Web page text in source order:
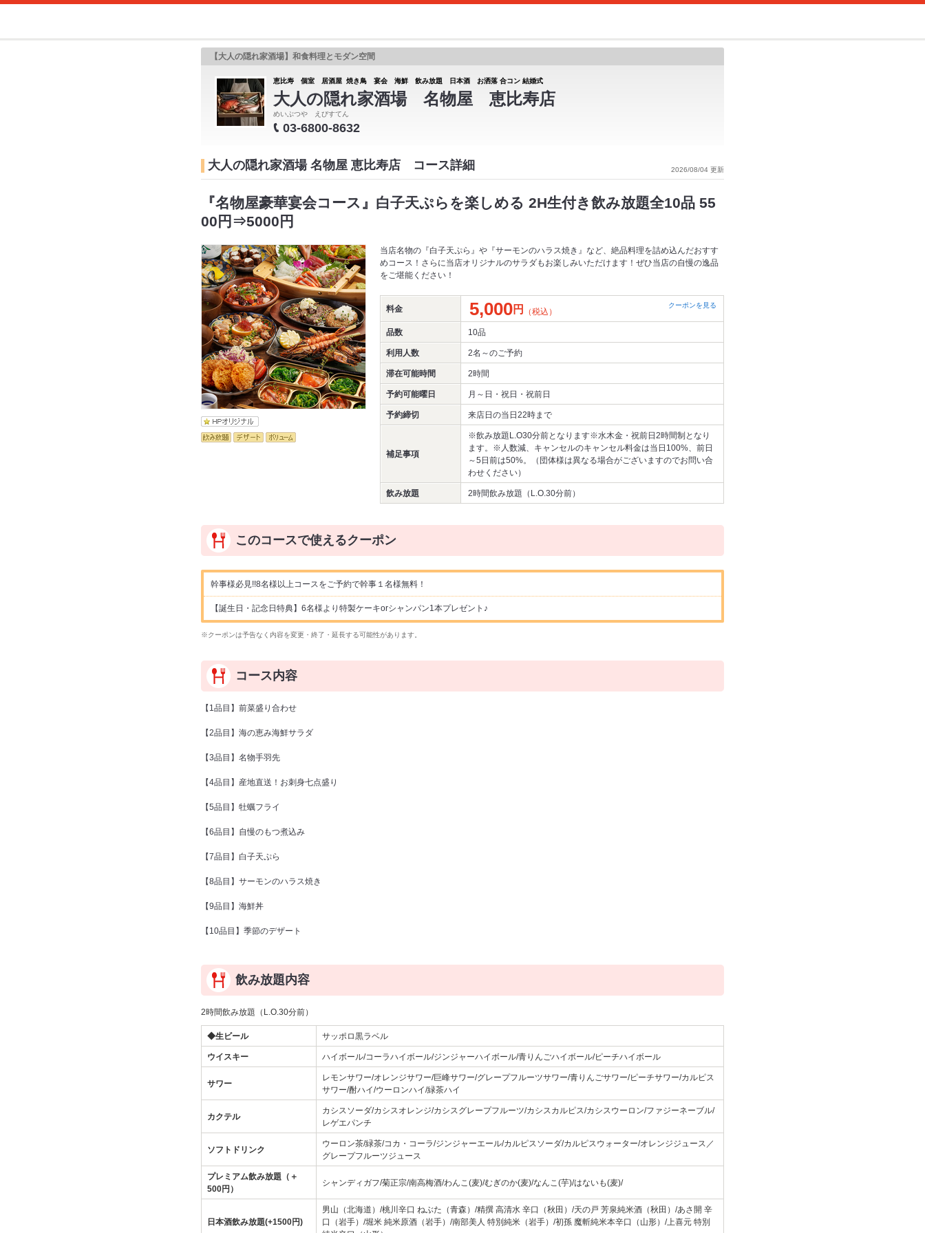
【大人の隠れ家酒場】和食料理とモダン空間
恵比寿 個室 居酒屋 焼き鳥 宴会 海鮮 飲み放題 日本酒 お洒落 合コン 結婚式
大人の隠れ家酒場 名物屋 恵比寿店
めいぶつや えびすてん
03-6800-8632
2026/08/04 更新
大人の隠れ家酒場 名物屋 恵比寿店 コース詳細
『名物屋豪華宴会コース』白子天ぷらを楽しめる 2H生付き飲み放題全10品 55
00円⇒5000円
当店名物の『白子天ぷら』や『サーモンのハラス焼き』など、絶品料理を詰め込んだおすす
めコース！さらに当店オリジナルのサラダもお楽しみいただけます！ぜひ当店の自慢の逸品
をご堪能ください！
料金 5,000円 （税込）
クーポンを見る
品数 10品
利用人数 2名～のご予約
滞在可能時間 2時間
予約可能曜日 月～日・祝日・祝前日
予約締切 来店日の当日22時まで
補足事項
※飲み放題L.O30分前となります※水木金・祝前日2時間制となり
ます。※人数減、キャンセルのキャンセル料金は当日100%、前日
～5日前は50%。（団体様は異なる場合がございますのでお問い合
わせください）
飲み放題 2時間飲み放題（L.O.30分前）
このコースで使えるクーポン
幹事様必見!!8名様以上コースをご予約で幹事１名様無料！
【誕生日・記念日特典】6名様より特製ケーキorシャンパン1本プレゼント♪
※クーポンは予告なく内容を変更・終了・延長する可能性があります。
コース内容
【1品目】前菜盛り合わせ
【2品目】海の恵み海鮮サラダ
【3品目】名物手羽先
【4品目】産地直送！お刺身七点盛り
【5品目】牡蠣フライ
【6品目】自慢のもつ煮込み
【7品目】白子天ぷら
【8品目】サーモンのハラス焼き
【9品目】海鮮丼
【10品目】季節のデザート
飲み放題内容
2時間飲み放題（L.O.30分前）
◆生ビール サッポロ黒ラベル
ウイスキー ハイボール/コーラハイボール/ジンジャーハイボール/青りんごハイボール/ピーチハイボール
サワー
レモンサワー/オレンジサワー/巨峰サワー/グレープフルーツサワー/青りんごサワー/ピーチサワー/カルピス
サワー/酎ハイ/ウーロンハイ/緑茶ハイ
カクテル
カシスソーダ/カシスオレンジ/カシスグレープフルーツ/カシスカルピス/カシスウーロン/ファジーネーブル/
レゲエパンチ
ソフトドリンク
ウーロン茶/緑茶/コカ・コーラ/ジンジャーエール/カルピスソーダ/カルピスウォーター/オレンジジュース／
グレープフルーツジュース
プレミアム飲み放題（＋
500円）
シャンディガフ/菊正宗/南高梅酒/わんこ(麦)/むぎのか(麦)/なんこ(芋)/はないも(麦)/
日本酒飲み放題(+1500円)
男山（北海道）/桃川辛口 ねぶた（青森）/精撰 高清水 辛口（秋田）/天の戸 芳泉純米酒（秋田）/あさ開 辛
口（岩手）/堀米 純米原酒（岩手）/南部美人 特別純米（岩手）/初孫 魔斬純米本辛口（山形）/上喜元 特別